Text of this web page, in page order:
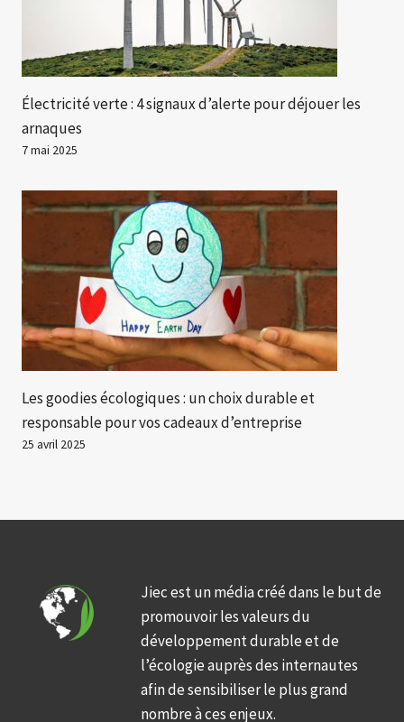
Électricité verte : 4 signaux d’alerte pour déjouer les
arnaques
7 mai 2025
Les goodies écologiques : un choix durable et
responsable pour vos cadeaux d’entreprise
25 avril 2025
Jiec est un média créé dans le but de
promouvoir les valeurs du
développement durable et de
l’écologie auprès des internautes
afin de sensibiliser le plus grand
nombre à ces enjeux.